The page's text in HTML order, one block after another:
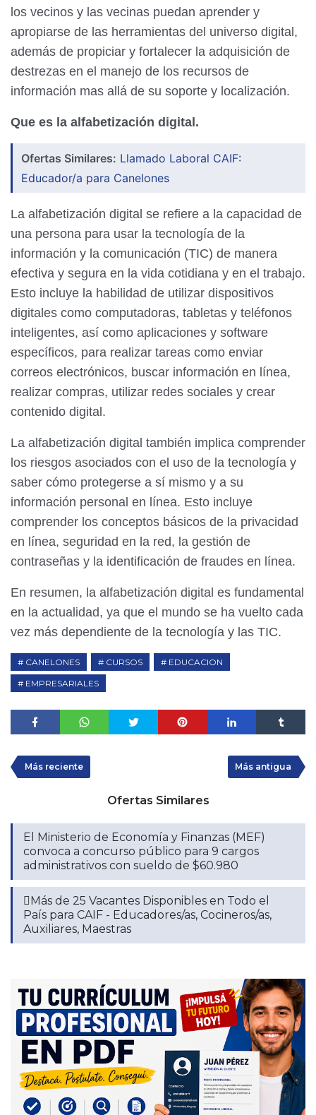
los vecinos y las vecinas puedan aprender y
apropiarse de las herramientas del universo digital,
además de propiciar y fortalecer la adquisición de
destrezas en el manejo de los recursos de
información mas allá de su soporte y localización.
Que es la alfabetización digital.
Ofertas Similares: Llamado Laboral CAIF:
Educador/a para Canelones
La alfabetización digital se refiere a la capacidad de
una persona para usar la tecnología de la
información y la comunicación (TIC) de manera
efectiva y segura en la vida cotidiana y en el trabajo.
Esto incluye la habilidad de utilizar dispositivos
digitales como computadoras, tabletas y teléfonos
inteligentes, así como aplicaciones y software
específicos, para realizar tareas como enviar
correos electrónicos, buscar información en línea,
realizar compras, utilizar redes sociales y crear
contenido digital.
La alfabetización digital también implica comprender
los riesgos asociados con el uso de la tecnología y
saber cómo protegerse a sí mismo y a su
información personal en línea. Esto incluye
comprender los conceptos básicos de la privacidad
en línea, seguridad en la red, la gestión de
contraseñas y la identificación de fraudes en línea.
En resumen, la alfabetización digital es fundamental
en la actualidad, ya que el mundo se ha vuelto cada
vez más dependiente de la tecnología y las TIC.
CANELONES CURSOS
EDUCACION
EMPRESARIALES
Más reciente Más antigua
Ofertas Similares
El Ministerio de Economía y Finanzas (MEF)
convoca a concurso público para 9 cargos
administrativos con sueldo de $60.980
🫟Más de 25 Vacantes Disponibles en Todo el
País para CAIF - Educadores/as, Cocineros/as,
Auxiliares, Maestras